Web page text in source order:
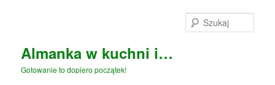
Almanka w kuchni i…
Gotowanie to dopiero początek!